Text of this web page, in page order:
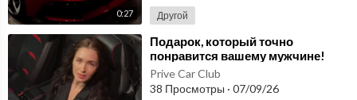
0:27 Другой
⁣⁣Подарок, который точно
понравится вашему мужчине!
Prive Car Club - Детейлинг
Prive Car Club
38 Просмотры · 07/09/26